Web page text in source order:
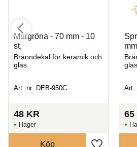
Murgröna - 70 mm - 10
st,
Bränndekal för keramik och
glas
Art. nr: DEB-950C
48 KR
I lager
Köp
glas
Art.
65
I